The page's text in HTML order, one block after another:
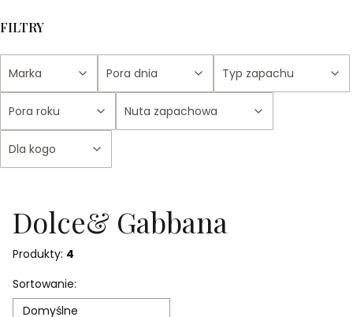
FILTRY
Marka Pora dnia Typ zapachu
Pora roku Nuta zapachowa
Dla kogo
Dolce& Gabbana
Produkty: 4
Lista produktów
Sortowanie:
Domyślne